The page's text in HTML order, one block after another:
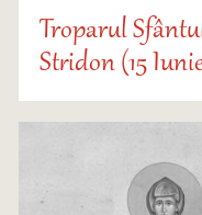
Troparul
Stridon (15